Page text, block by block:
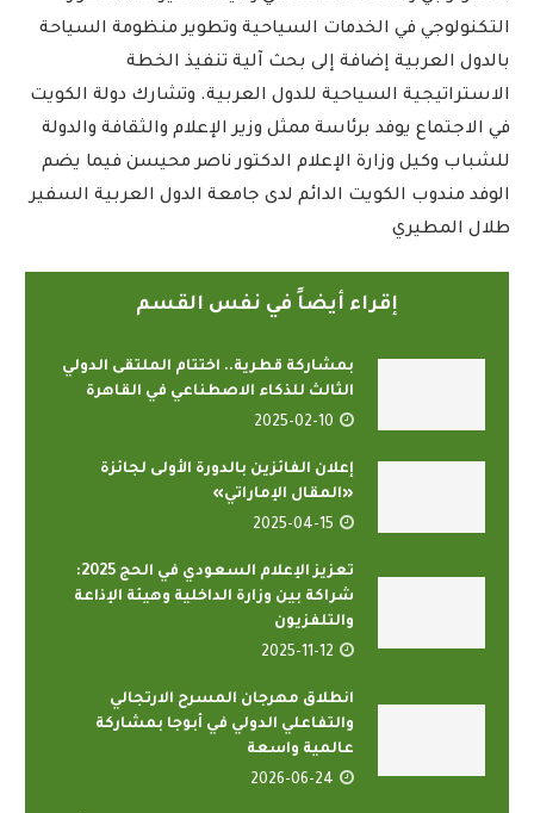
التكنولوجي في الخدمات السياحية وتطوير منظومة السياحة
بالدول العربية إضافة إلى بحث آلية تنفيذ الخطة
الاستراتيجية السياحية للدول العربية. وتشارك دولة الكويت
في الاجتماع يوفد برئاسة ممثل وزير الإعلام والثقافة والدولة
للشباب وكيل وزارة الإعلام الدكتور ناصر محيسن فيما يضم
الوفد مندوب الكويت الدائم لدى جامعة الدول العربية السفير
طلال المطيري
إقراء أيضاً في نفس القسم
بمشاركة قطرية.. اختتام الملتقى الدولي
الثالث للذكاء الاصطناعي في القاهرة
2025-02-10
إعلان الفائزين بالدورة الأولى لجائزة
«المقال الإماراتي»
2025-04-15
تعزيز الإعلام السعودي في الحج 2025:
شراكة بين وزارة الداخلية وهيئة الإذاعة
والتلفزيون
2025-11-12
انطلاق مهرجان المسرح الارتجالي
والتفاعلي الدولي في أبوجا بمشاركة
عالمية واسعة
2026-06-24